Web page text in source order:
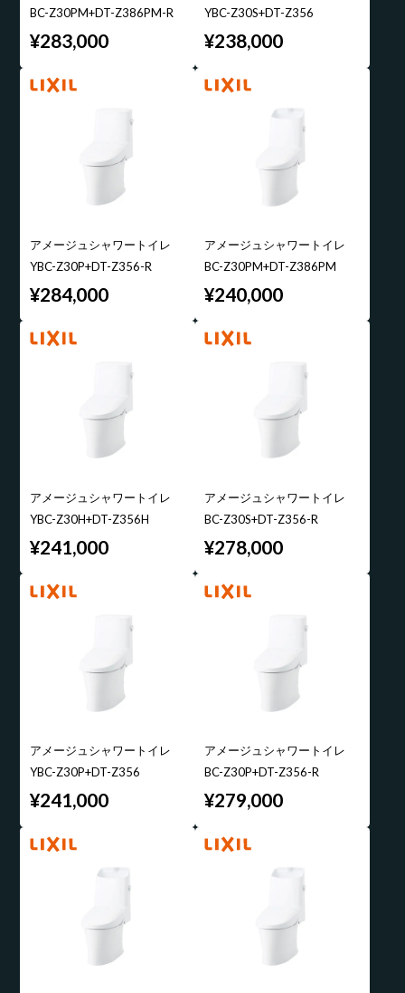
BC-Z30PM+DT-Z386PM-R
¥283,000
YBC-Z30S+DT-Z356
¥238,000
アメージュシャワートイレ
YBC-Z30P+DT-Z356-R
¥284,000
アメージュシャワートイレ
BC-Z30PM+DT-Z386PM
¥240,000
アメージュシャワートイレ
YBC-Z30H+DT-Z356H
¥241,000
アメージュシャワートイレ
BC-Z30S+DT-Z356-R
¥278,000
アメージュシャワートイレ
YBC-Z30P+DT-Z356
¥241,000
アメージュシャワートイレ
BC-Z30P+DT-Z356-R
¥279,000